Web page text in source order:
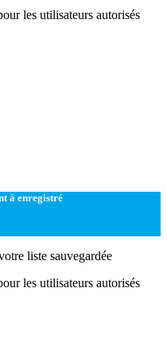
les utilisateurs autorisés
à enregistré
liste sauvegardée
les utilisateurs autorisés